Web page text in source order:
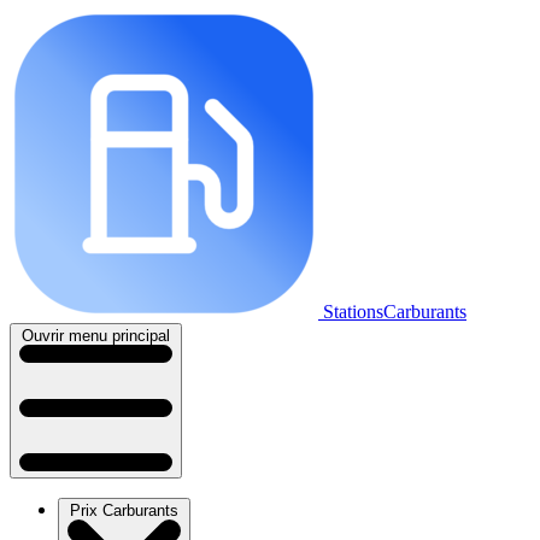
StationsCarburants
Ouvrir menu principal
Prix Carburants